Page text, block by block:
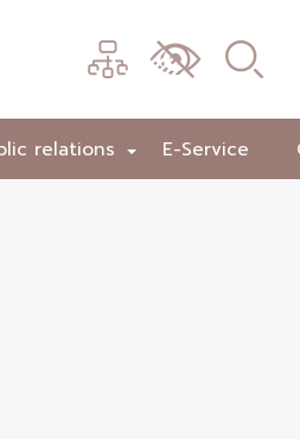
เมนู
เปลี่ยน
ผล
+
relations E-Service